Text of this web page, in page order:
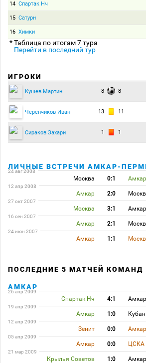
14 Спартак Нч
15 Сатурн
16 Химки
* Таблица по итогам 7 тура
Перейти в последний тур
ИГРОКИ
Кушев Мартин 8 8
Черенчиков Иван 13 11
Сираков Захари 1 1
ЛИЧНЫЕ ВСТРЕЧИ АМКАР-
24 авг 2008
Москва 0:1 Амкар
12 апр 2008
Амкар 2:0
27 окт 2007
Москва 3:1 Амкар
16 сен 2007
Амкар 2:1
24 июн 2007
Амкар 1:1
ПОСЛЕДНИЕ 5 МАТЧЕЙ КОМАНД
АМКАР
26 апр 2009
Спартак Нч 4:1 Амкар
19 апр 2009
Амкар 1:0
12 апр 2009
Зенит 0:0 Амкар
05 апр 2009
Амкар 0:0 ЦСКА
21 мар 2009
Крылья Советов 1:0 Амкар